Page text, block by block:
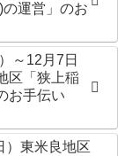
運営」のお
～12月7日
区「狭上稲
お手伝い
）東米良地区